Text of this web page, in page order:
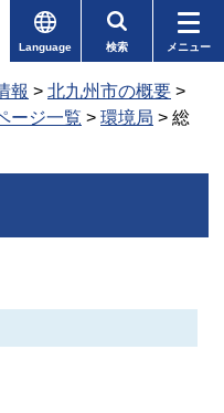
Language 検索 メニュー
報 > 北九州市の概要 >
ージ一覧 > 環境局 > 総